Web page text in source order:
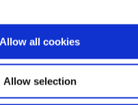
Allow all cookies
Allow selection